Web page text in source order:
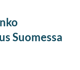
Suomessa